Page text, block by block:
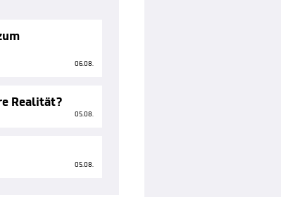
06.08.
Realität?
05.08.
05.08.